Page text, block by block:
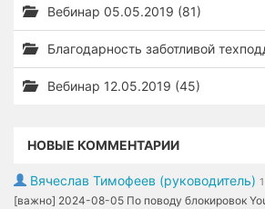
Вебинар 05.05.2019 (81)
Благодарность заботливой
Вебинар 12.05.2019 (45)
НОВЫЕ КОММЕНТАРИИ
Вячеслав Тимофеев (руководитель)
[важно] 2024-08-05 По поводу блокировок